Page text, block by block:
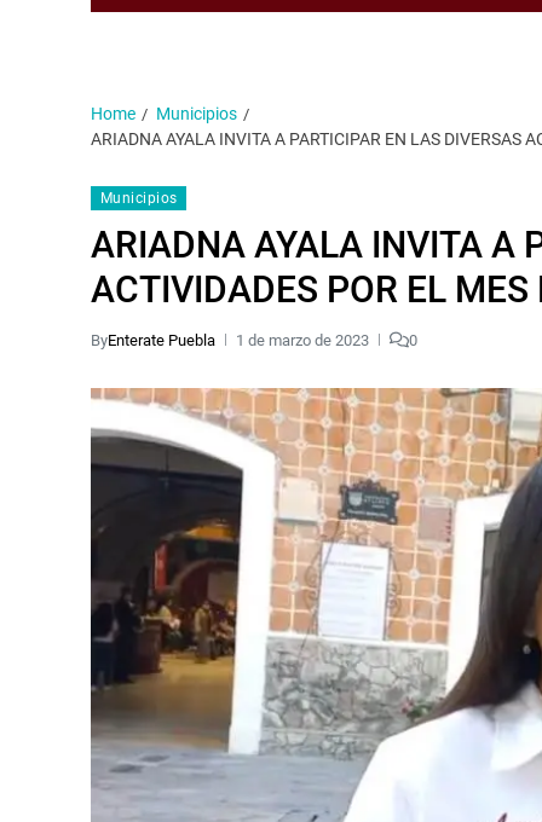
Home
Municipios
ARIADNA AYALA INVITA A PARTICIPAR EN LAS DIVERSAS
Municipios
ARIADNA AYALA INVITA A
ACTIVIDADES POR EL
ByEnterate Puebla 1 de marzo de 2023 0